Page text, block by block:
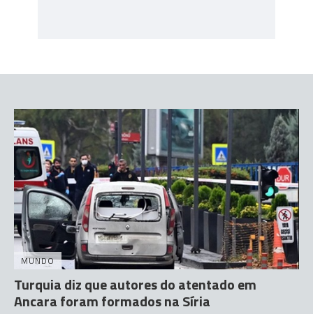
MUNDO
Turquia diz que autores do atentado em
Ancara foram formados na Síria